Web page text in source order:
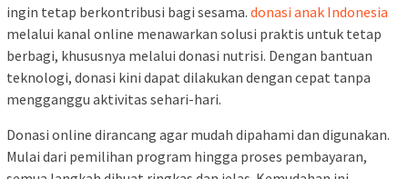
ingin tetap berkontribusi bagi sesama. donasi anak Indonesia
melalui kanal online menawarkan solusi praktis untuk tetap
berbagi, khususnya melalui donasi nutrisi. Dengan bantuan
teknologi, donasi kini dapat dilakukan dengan cepat tanpa
mengganggu aktivitas sehari-hari.
Donasi online dirancang agar mudah dipahami dan digunakan.
Mulai dari pemilihan program hingga proses pembayaran,